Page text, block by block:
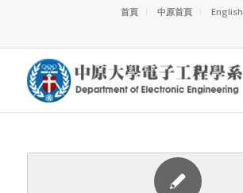
首頁 中原首頁 English